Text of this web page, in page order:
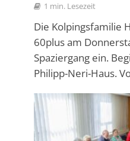
1 min. Lesezeit
Die Kolpingsfamilie
60plus am
Spaziergang ein.
Philipp-Neri-Haus.